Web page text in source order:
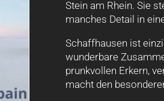
Stein am Rhein. Sie
manches Detail in
Schaffhausen ist
wunderbare
prunkvollen Erkern,
macht den